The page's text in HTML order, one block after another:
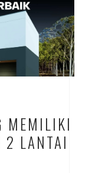
MEMILIKI
2 LANTAI